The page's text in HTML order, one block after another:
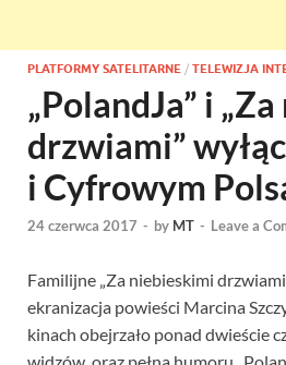
PLATFORMY SATELITARNE / TELEWIZJA
„PolandJa” i
drzwiami”
i Cyfrowym
24 czerwca 2017 - by MT - Leave a
Familijne „Za niebieskimi
ekranizacja powieści Marcina
kinach obejrzało ponad dwieście